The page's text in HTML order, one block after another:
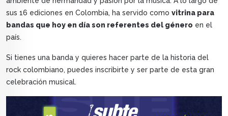
sus 16 ediciones en Colombia, ha servido como vitrina para
bandas que hoy en día son referentes del género en el
país.
Si tienes una banda y quieres hacer parte de la historia del
rock colombiano, puedes inscribirte y ser parte de esta gran
celebración musical.